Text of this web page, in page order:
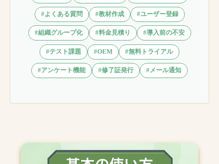
#よくある質問 #教材作成 #ユーザー登録
#組織グループ化 #料金見積り #導入前の不安
#テスト課題 #OEM #無料トライアル
#アンケート機能 #修了証発行 #メール通知